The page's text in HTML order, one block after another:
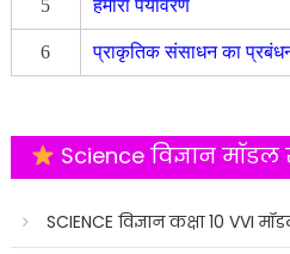
5 हमारा पर्यावरण
6 प्राकृतिक संसाधन का
Science विज्ञान मॉडल
SCIENCE विज्ञान कक्षा 10 VVI